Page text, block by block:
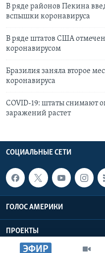
ЭФИР
В ряде районов Пекина
вспышки коронавируса
В ряде штатов США
коронавирусом
Бразилия заняла второе
коронавируса
COVID-19: штаты снимают
заражений растет
СОЦИАЛЬНЫЕ СЕТИ
ГОЛОС АМЕРИКИ
ПРОЕКТЫ